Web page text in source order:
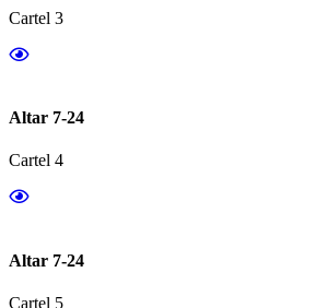
Cartel 3
Altar 7-24
Cartel 4
Altar 7-24
Cartel 5